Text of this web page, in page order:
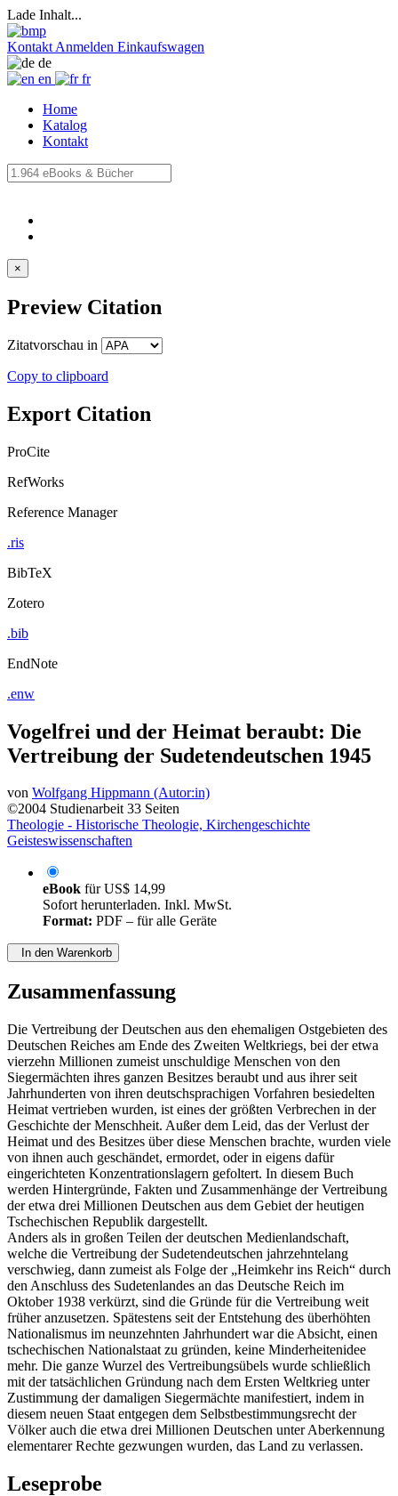
Lade Inhalt...
Kontakt Anmelden Einkaufswagen
de
en
fr
Home
Katalog
Kontakt
×
Preview Citation
Zitatvorschau in
Copy to clipboard
Export Citation
ProCite
RefWorks
Reference Manager
.ris
BibTeX
Zotero
.bib
EndNote
.enw
Vogelfrei und der Heimat beraubt: Die
Vertreibung der Sudetendeutschen 1945
von Wolfgang Hippmann (Autor:in)
©2004 Studienarbeit 33 Seiten
Theologie - Historische Theologie, Kirchengeschichte
Geisteswissenschaften
eBook fürUS$ 14,99
Sofort herunterladen. Inkl. MwSt.
Format: PDF – für alle Geräte
In den Warenkorb
Zusammenfassung
Die Vertreibung der Deutschen aus den ehemaligen Ostgebieten des
Deutschen Reiches am Ende des Zweiten Weltkriegs, bei der etwa
vierzehn Millionen zumeist unschuldige Menschen von den
Siegermächten ihres ganzen Besitzes beraubt und aus ihrer seit
Jahrhunderten von ihren deutschsprachigen Vorfahren besiedelten
Heimat vertrieben wurden, ist eines der größten Verbrechen in der
Geschichte der Menschheit. Außer dem Leid, das der Verlust der
Heimat und des Besitzes über diese Menschen brachte, wurden viele
von ihnen auch geschändet, ermordet, oder in eigens dafür
eingerichteten Konzentrationslagern gefoltert. In diesem Buch
werden Hintergründe, Fakten und Zusammenhänge der Vertreibung
der etwa drei Millionen Deutschen aus dem Gebiet der heutigen
Tschechischen Republik dargestellt.
Anders als in großen Teilen der deutschen Medienlandschaft,
welche die Vertreibung der Sudetendeutschen jahrzehntelang
verschwieg, dann zumeist als Folge der „Heimkehr ins Reich“ durch
den Anschluss des Sudetenlandes an das Deutsche Reich im
Oktober 1938 verkürzt, sind die Gründe für die Vertreibung weit
früher anzusetzen. Spätestens seit der Entstehung des überhöhten
Nationalismus im neunzehnten Jahrhundert war die Absicht, einen
tschechischen Nationalstaat zu gründen, keine Minderheitenidee
mehr. Die ganze Wurzel des Vertreibungsübels wurde schließlich
mit der tatsächlichen Gründung nach dem Ersten Weltkrieg unter
Zustimmung der damaligen Siegermächte manifestiert, indem in
diesem neuen Staat entgegen dem Selbstbestimmungsrecht der
Völker auch die etwa drei Millionen Deutschen unter Aberkennung
elementarer Rechte gezwungen wurden, das Land zu verlassen.
Leseprobe